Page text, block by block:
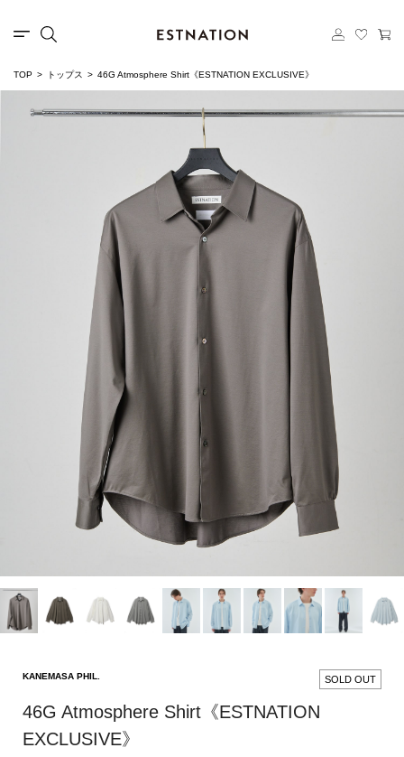
TOP トップス 46G Atmosphere Shirt《ESTNATION EXCLUSIVE》
KANEMASA PHIL. SOLD OUT
46G Atmosphere Shirt《ESTNATION
EXCLUSIVE》